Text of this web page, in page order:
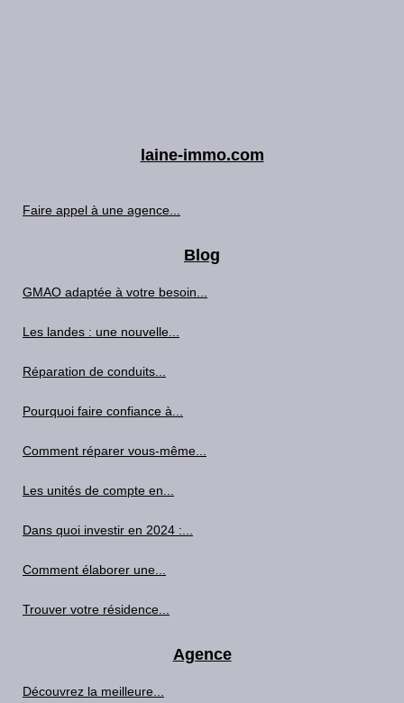
laine-immo.com
Faire appel à une agence...
Blog
GMAO adaptée à votre besoin...
Les landes : une nouvelle...
Réparation de conduits...
Pourquoi faire confiance à...
Comment réparer vous-même...
Les unités de compte en...
Dans quoi investir en 2024 :...
Comment élaborer une...
Trouver votre résidence...
Agence
Découvrez la meilleure...